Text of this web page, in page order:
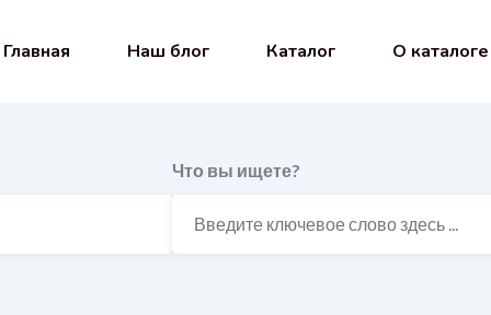
Главная Наш блог Каталог О каталоге
Что вы ищете?